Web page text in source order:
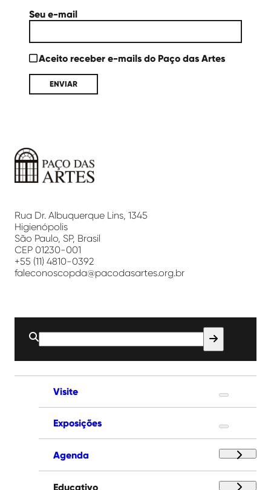
Seu e-mail
Aceito receber e-mails do Paço das Artes
Artes
Rua Dr. Albuquerque Lins, 1345
Higienópolis
São Paulo, SP, Brasil
CEP 01230-001
+55 (11) 4810-0392
faleconoscopda@pacodasartes.org.br
Buscar
por:
Visite
Exposições
Agenda
Educativo